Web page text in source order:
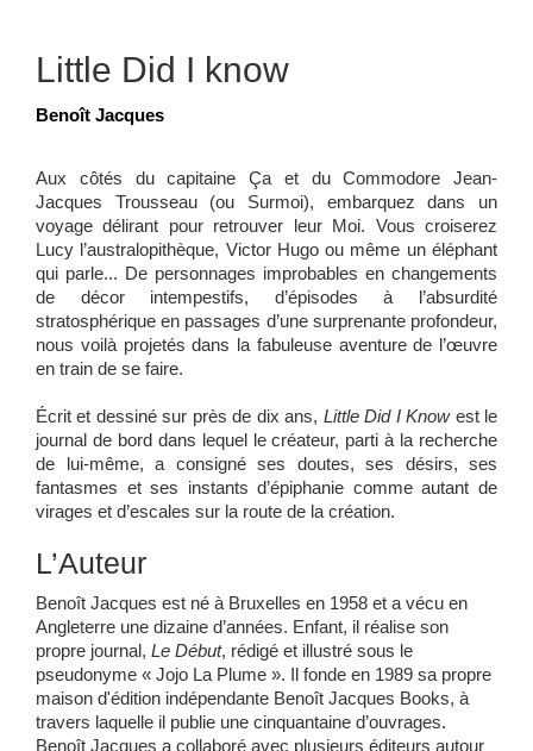
Little Did I know
Benoît Jacques
Aux côtés du capitaine Ça et du Commodore Jean-
Jacques Trousseau (ou Surmoi), embarquez dans un
voyage délirant pour retrouver leur Moi. Vous croiserez
Lucy l’australopithèque, Victor Hugo ou même un éléphant
qui parle... De personnages improbables en changements
de décor intempestifs, d’épisodes à l’absurdité
stratosphérique en passages d’une surprenante profondeur,
nous voilà projetés dans la fabuleuse aventure de l’œuvre
en train de se faire.
Écrit et dessiné sur près de dix ans, Little Did I Knowest le
journal de bord dans lequel le créateur, parti à la recherche
de lui-même, a consigné ses doutes, ses désirs, ses
fantasmes et ses instants d’épiphanie comme autant de
virages et d’escales sur la route de la création.
L’Auteur
Benoît Jacques est né à Bruxelles en 1958 et a vécu en
Angleterre une dizaine d’années. Enfant, il réalise son
propre journal, Le Début, rédigé et illustré sous le
pseudonyme « Jojo La Plume ». Il fonde en 1989 sa propre
maison d'édition indépendante Benoît Jacques Books, à
travers laquelle il publie une cinquantaine d’ouvrages.
Benoît Jacques a collaboré avec plusieurs éditeurs autour